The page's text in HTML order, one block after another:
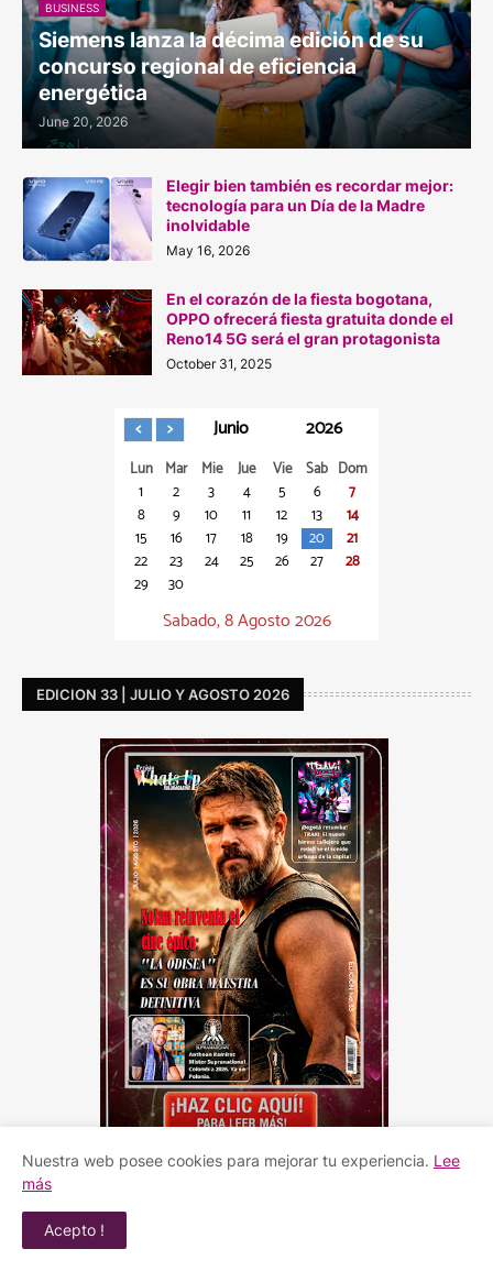
BUSINESS
Siemens lanza la décima edición de su
concurso regional de eficiencia
energética
June 20, 2026
Elegir bien también es recordar mejor:
tecnología para un Día de la Madre
inolvidable
May 16, 2026
En el corazón de la fiesta bogotana,
OPPO ofrecerá fiesta gratuita donde el
Reno14 5G será el gran protagonista
October 31, 2025
Junio 2026
Lun Mar Mie Jue Vie Sab Dom
1
2 3 4 5 6
7
8
9 10 11 12 13
14
15
16 17 18 19 20
21
22
23 24 25 26 27
28
29
30
Sabado, 8 Agosto 2026
EDICION 33 | JULIO Y AGOSTO 2026
Nuestra web posee cookies para mejorar tu experiencia. Lee
más
Acepto !